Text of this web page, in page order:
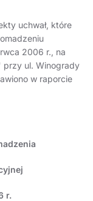
uchwał, które
2006 r., na
przy ul. Winogrady
w raporcie
r.